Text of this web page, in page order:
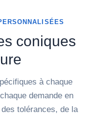
coniques
à chaque
demande en
tolérances, de la